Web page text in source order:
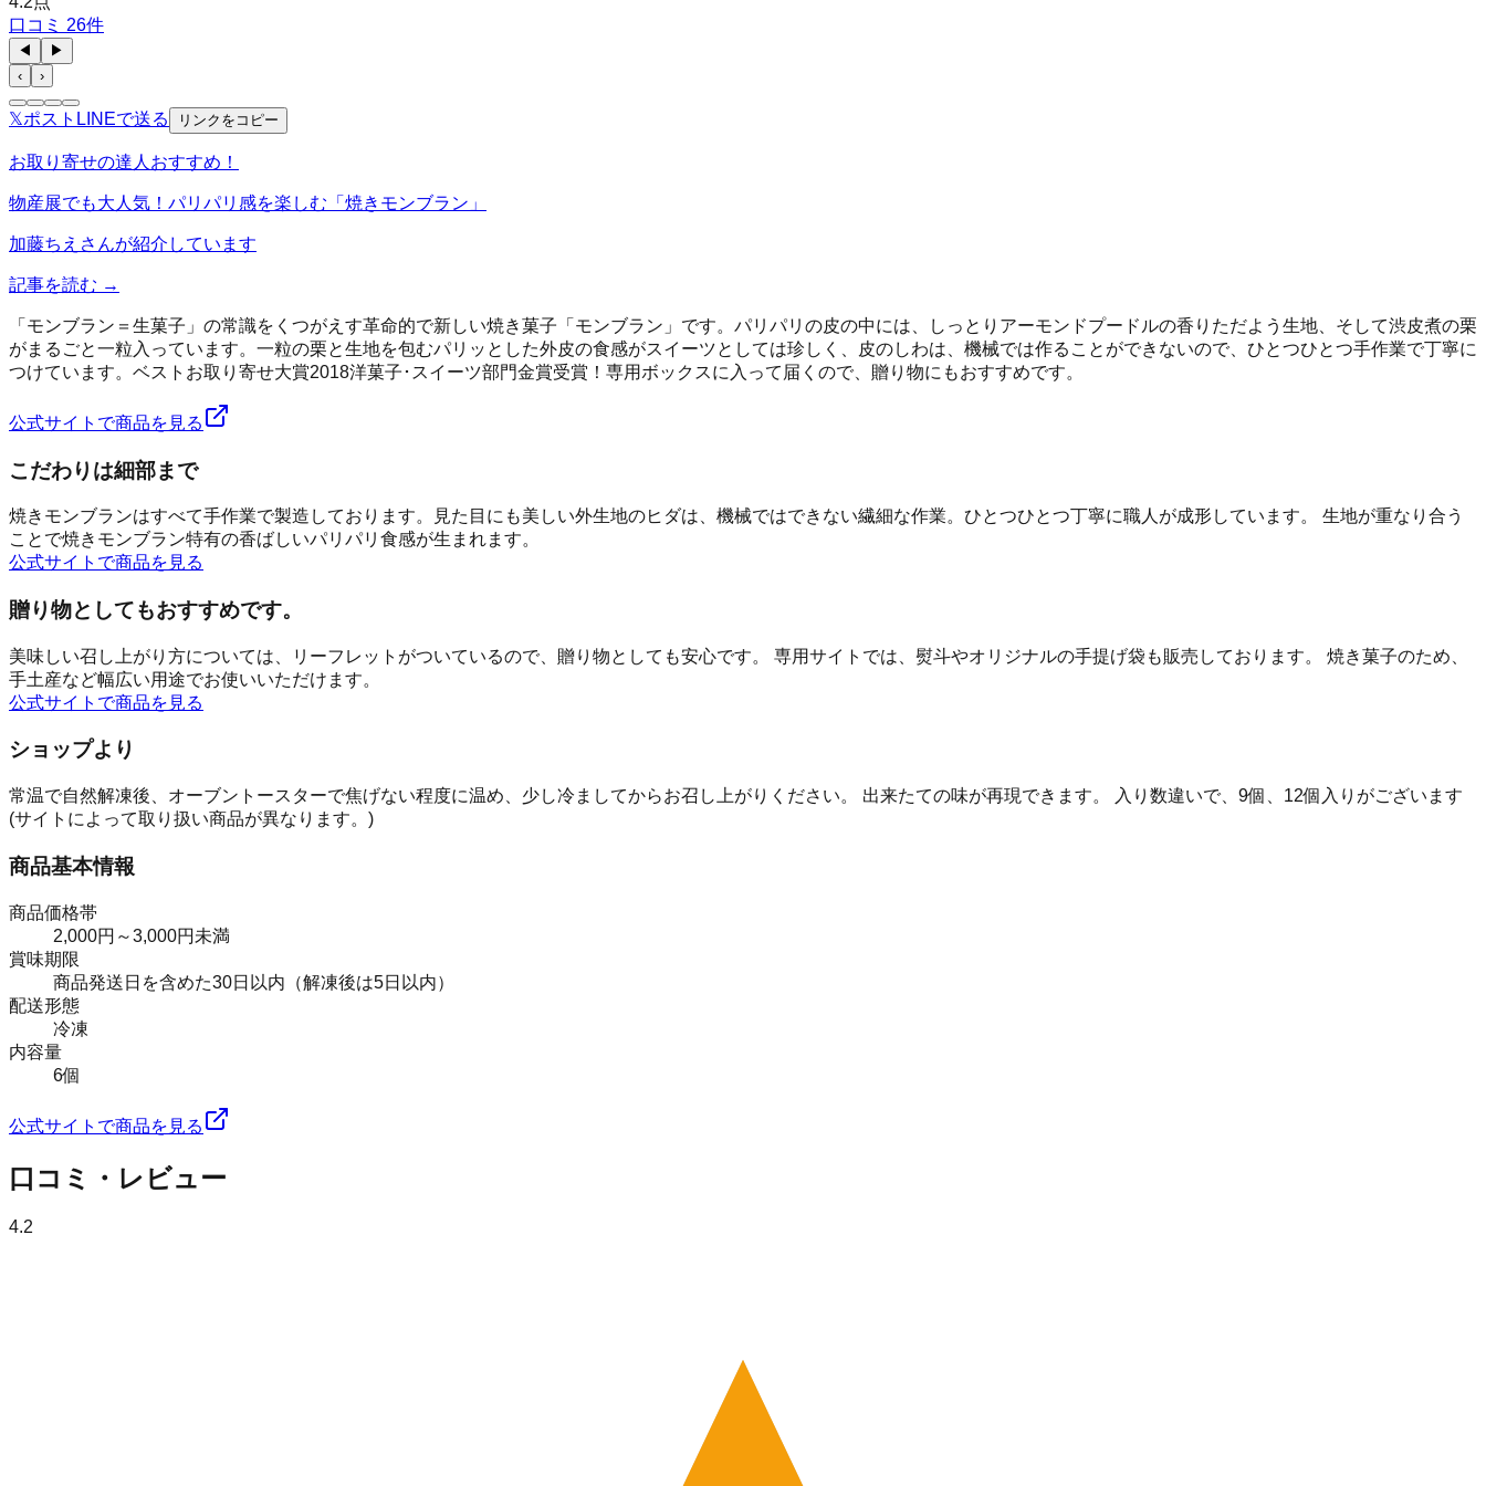
口コミ 26件
◀
▶
‹
›
𝕏ポスト LINEで送る リンクをコピー
お取り寄せの達人おすすめ！
物産展でも大人気！パリパリ感を楽しむ「焼きモンブラン」
加藤ちえ さんが紹介しています
記事を読む →
「モンブラン＝生菓子」の常識をくつがえす革命的で新しい焼き菓子「モンブラン」です。パリパリの皮の中には、しっとりアーモンドプードルの香りただよう生地、そして渋皮煮の栗
がまるごと一粒入っています。一粒の栗と生地を包むパリッとした外皮の食感がスイーツとしては珍しく、皮のしわは、機械では作ることができないので、ひとつひとつ手作業で丁寧に
つけています。ベストお取り寄せ大賞2018洋菓子･スイーツ部門金賞受賞！専用ボックスに入って届くので、贈り物にもおすすめです。
公式サイトで商品を見る
こだわりは細部まで
焼きモンブランはすべて手作業で製造しております。見た目にも美しい外生地のヒダは、機械ではできない繊細な作業。ひとつひとつ丁寧に職人が成形しています。 生地が重なり合う
ことで焼きモンブラン特有の香ばしいパリパリ食感が生まれます。
公式サイトで商品を見る
贈り物としてもおすすめです。
美味しい召し上がり方については、リーフレットがついているので、贈り物としても安心です。 専用サイトでは、熨斗やオリジナルの手提げ袋も販売しております。 焼き菓子のため、
手土産など幅広い用途でお使いいただけます。
公式サイトで商品を見る
ショップより
常温で自然解凍後、オーブントースターで焦げない程度に温め、少し冷ましてからお召し上がりください。 出来たての味が再現できます。 入り数違いで、9個、12個入りがございます
(サイトによって取り扱い商品が異なります。)
商品基本情報
商品価格帯
2,000円～3,000円未満
賞味期限
商品発送日を含めた30日以内（解凍後は5日以内）
配送形態
冷凍
内容量
6個
公式サイトで商品を見る
口コミ・レビュー
4.2